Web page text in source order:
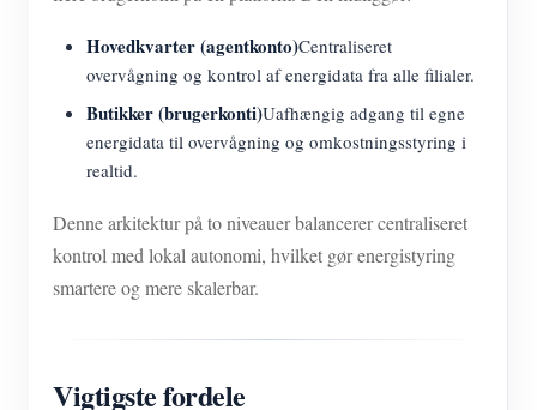
Hovedkvarter (agentkonto)Centraliseret
overvågning og kontrol af energidata fra alle filialer.
Butikker (brugerkonti)Uafhængig adgang til egne
energidata til overvågning og omkostningsstyring i
realtid.
Denne arkitektur på to niveauer balancerer centraliseret
kontrol med lokal autonomi, hvilket gør energistyring
smartere og mere skalerbar.
Vigtigste fordele